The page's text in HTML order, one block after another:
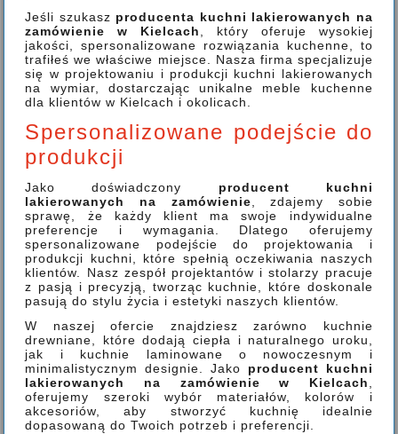
Jeśli szukasz producenta kuchni lakierowanych na
zamówienie w Kielcach, który oferuje wysokiej
jakości, spersonalizowane rozwiązania kuchenne, to
trafiłeś we właściwe miejsce. Nasza firma specjalizuje
się w projektowaniu i produkcji kuchni lakierowanych
na wymiar, dostarczając unikalne meble kuchenne
dla klientów w Kielcach i okolicach.
Spersonalizowane podejście do
produkcji
Jako doświadczony producent kuchni
lakierowanych na zamówienie, zdajemy sobie
sprawę, że każdy klient ma swoje indywidualne
preferencje i wymagania. Dlatego oferujemy
spersonalizowane podejście do projektowania i
produkcji kuchni, które spełnią oczekiwania naszych
klientów. Nasz zespół projektantów i stolarzy pracuje
z pasją i precyzją, tworząc kuchnie, które doskonale
pasują do stylu życia i estetyki naszych klientów.
W naszej ofercie znajdziesz zarówno kuchnie
drewniane, które dodają ciepła i naturalnego uroku,
jak i kuchnie laminowane o nowoczesnym i
minimalistycznym designie. Jako producent kuchni
lakierowanych na zamówienie w Kielcach,
oferujemy szeroki wybór materiałów, kolorów i
akcesoriów, aby stworzyć kuchnię idealnie
dopasowaną do Twoich potrzeb i preferencji.